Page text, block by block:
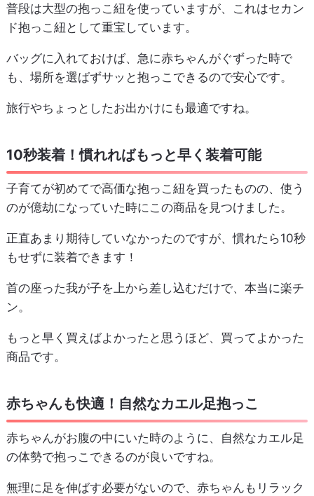
普段は大型の抱っこ紐を使っていますが、これはセカン
ド抱っこ紐として重宝しています。
バッグに入れておけば、急に赤ちゃんがぐずった時で
も、場所を選ばずサッと抱っこできるので安心です。
旅行やちょっとしたお出かけにも最適ですね。
10秒装着！慣れればもっと早く装着可能
子育てが初めてで高価な抱っこ紐を買ったものの、使う
のが億劫になっていた時にこの商品を見つけました。
正直あまり期待していなかったのですが、慣れたら10秒
もせずに装着できます！
首の座った我が子を上から差し込むだけで、本当に楽チ
ン。
もっと早く買えばよかったと思うほど、買ってよかった
商品です。
赤ちゃんも快適！自然なカエル足抱っこ
赤ちゃんがお腹の中にいた時のように、自然なカエル足
の体勢で抱っこできるのが良いですね。
無理に足を伸ばす必要がないので、赤ちゃんもリラック